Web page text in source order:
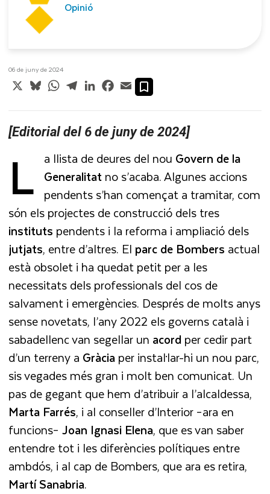
Opinió
06 de juny de 2024
X BlueskyWhatsApp
TelegramLinkedInFacebook
Email
[Editorial del 6 de juny de 2024]
L a llista de deures del nou Govern de la
Generalitatno s’acaba. Algunes accions
pendents s’han començat a tramitar, com
són els projectes de construcció dels tres
instituts pendents i la reforma i ampliació dels
jutjats, entre d’altres. El parc de Bombers actual
està obsolet i ha quedat petit per a les
necessitats dels professionals del cos de
salvament i emergències. Després de molts anys
sense novetats, l’any 2022 els governs català i
sabadellenc van segellar un acordper cedir part
d’un terreny a Gràciaper instal·lar-hi un nou parc,
sis vegades més gran i molt ben comunicat. Un
pas de gegant que hem d’atribuir a l’alcaldessa,
Marta Farrés, i al conseller d’Interior –ara en
funcions–Joan Ignasi Elena, que es van saber
entendre tot i les diferències polítiques entre
ambdós, i al cap de Bombers, que ara es retira,
Martí Sanabria.